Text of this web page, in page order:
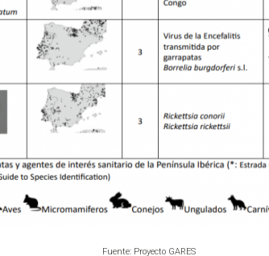
Fuente: Proyecto GARES